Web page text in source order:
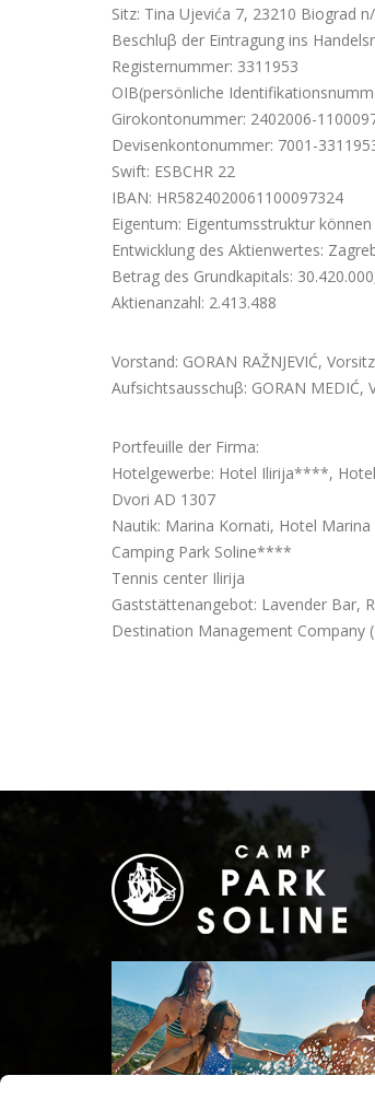
Sitz: Tina Ujevića 7, 23210 Biograd
Beschluβ der Eintragung ins
Registernummer: 3311953
OIB(persönliche
Girokontonummer: 2402006-
Devisenkontonummer: 7001-
Swift: ESBCHR 22
IBAN: HR5824020061100097324
Eigentum: Eigentumsstruktur
Entwicklung des Aktienwertes:
Betrag des Grundkapitals:
Aktienanzahl: 2.413.488
Vorstand: GORAN RAŽNJEVIĆ,
Aufsichtsausschuβ: GORAN MEDIĆ,
Portfeuille der Firma:
Hotelgewerbe: Hotel Ilirija****,
Dvori AD 1307
Nautik: Marina Kornati, Hotel
Camping Park Soline****
Tennis center Ilirija
Gaststättenangebot: Lavender Bar,
Destination Management Company